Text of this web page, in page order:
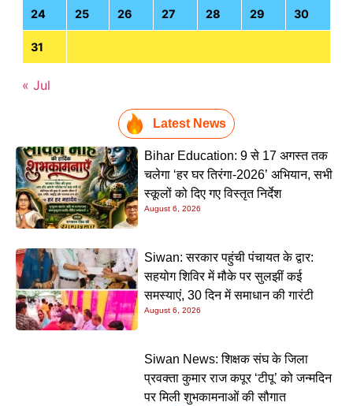
24 25 26 27 28 29 30
31
« Jul
Latest News
Bihar Education: 9 से 17 अगस्त तक
चलेगा ‘हर घर तिरंगा-2026’ अभियान, सभी
स्कूलों को दिए गए विस्तृत निर्देश
August 6, 2026
Siwan: सरकार पहुंची पंचायत के द्वार:
सहयोग शिविर में मौके पर सुलझीं कई
समस्याएं, 30 दिन में समाधान की गारंटी
August 6, 2026
Siwan News: शिक्षक संघ के जिला
प्रवक्ता कुमार राज कपूर ‘टीपू’ को जन्मदिन
पर मिली शुभकामनाओं की सौगात